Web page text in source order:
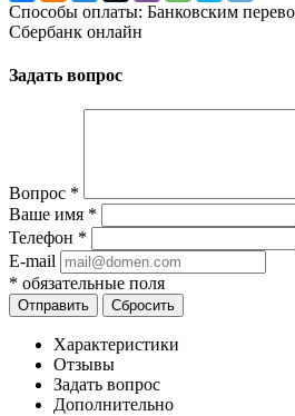
Способы оплаты: Банковским
Сбербанк онлайн
Задать вопрос
Вопрос *
Ваше имя *
Телефон *
E-mail
* обязательные поля
Отправить Сбросить
Характеристики
Отзывы
Задать вопрос
Дополнительно